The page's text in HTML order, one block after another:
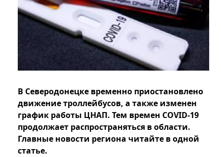
В Северодонецке временно приостановлено
движение троллейбусов, а также изменен
график работы ЦНАП. Тем времен COVID-19
продолжает распространяться в области.
Главные новости региона читайте в одной
статье.